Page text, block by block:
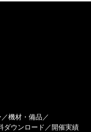
機材・備品
ダウンロード 開催実績